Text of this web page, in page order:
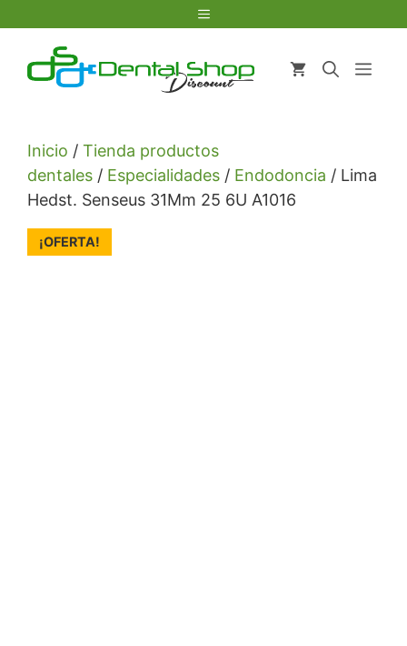
contenido
Menú
Inicio / Tienda productos
dentales / Especialidades / Endodoncia / Lima
Hedst. Senseus 31Mm 25 6U A1016
¡OFERTA!